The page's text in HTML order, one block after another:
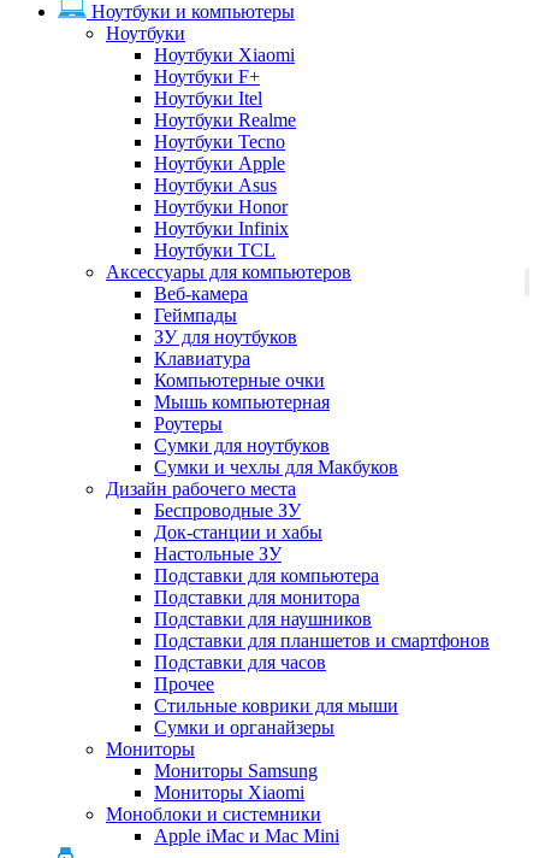
Ноутбуки и компьютеры
Ноутбуки
Ноутбуки Xiaomi
Ноутбуки F+
Ноутбуки Itel
Ноутбуки Realme
Ноутбуки Tecno
Ноутбуки Apple
Ноутбуки Asus
Ноутбуки Honor
Ноутбуки Infinix
Ноутбуки TCL
Аксессуары для компьютеров
Веб-камера
Геймпады
ЗУ для ноутбуков
Клавиатура
Компьютерные очки
Мышь компьютерная
Роутеры
Сумки для ноутбуков
Сумки и чехлы для Макбуков
Дизайн рабочего места
Беспроводные ЗУ
Док-станции и хабы
Настольные ЗУ
Подставки для компьютера
Подставки для монитора
Подставки для наушников
Подставки для планшетов и смартфонов
Подставки для часов
Прочее
Стильные коврики для мыши
Сумки и органайзеры
Мониторы
Мониторы Samsung
Мониторы Xiaomi
Моноблоки и системники
Apple iMac и Mac Mini